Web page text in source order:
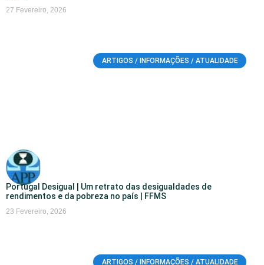
27 Fevereiro, 2026
ARTIGOS / INFORMAÇÕES / ATUALIDADE
Portugal Desigual | Um retrato das desigualdades de
rendimentos e da pobreza no país | FFMS
23 Fevereiro, 2026
ARTIGOS / INFORMAÇÕES / ATUALIDADE